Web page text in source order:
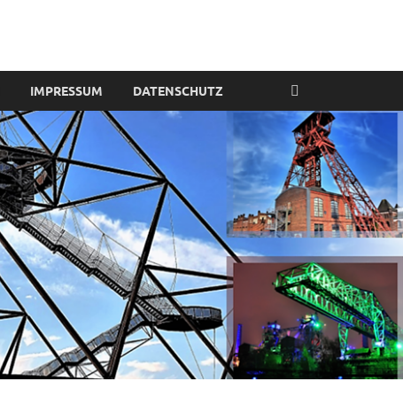
IMPRESSUM DATENSCHUTZ